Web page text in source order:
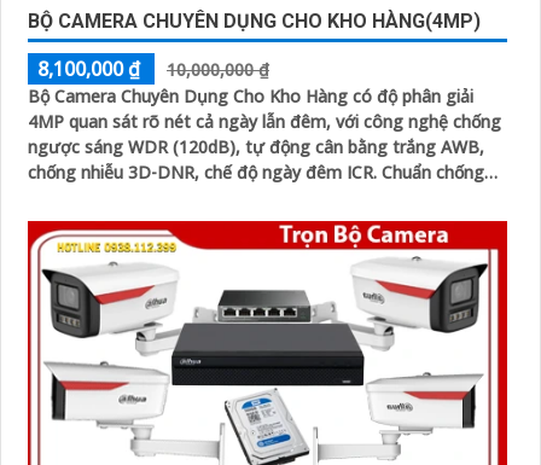
BỘ CAMERA CHUYÊN DỤNG CHO KHO HÀNG(4MP)
8,100,000 ₫
10,000,000 ₫
Bộ Camera Chuyên Dụng Cho Kho Hàng có độ phân giải
4MP quan sát rõ nét cả ngày lẫn đêm, với công nghệ chống
ngược sáng WDR (120dB), tự động cân bằng trắng AWB,
chống nhiễu 3D-DNR, chế độ ngày đêm ICR. Chuẩn chống
nghiệt